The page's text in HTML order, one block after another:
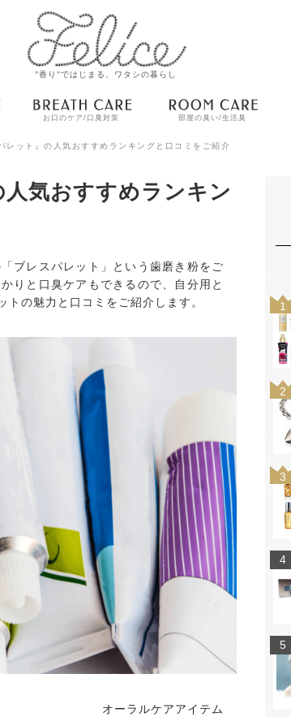
"香り"ではじまる、ワタシの暮らし
お口のケア/口臭対策 部屋の臭い/生活臭
レット』の人気おすすめランキングと口コミをご紹介
気おすすめランキン
ブレスパレット」という歯磨き粉をご
りと口臭ケアもできるので、自分用と
の魅力と口コミをご紹介します。
オーラルケアアイテム